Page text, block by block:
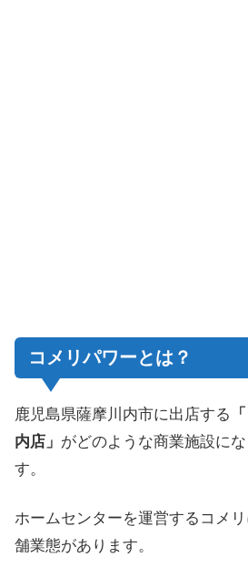
コメリパワーとは？
鹿児島県薩摩川内市に出店する
内店」 がどのような商業施設に
す。
ホームセンターを運営するコメ
舗業態があります。